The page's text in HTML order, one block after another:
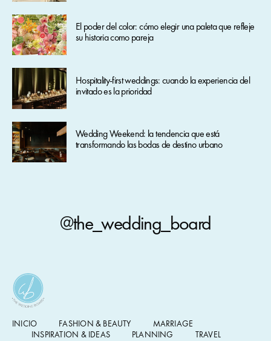
El poder del color: cómo elegir una paleta que refleje
su historia como pareja
Hospitality-first weddings: cuando la experiencia del
invitado es la prioridad
Wedding Weekend: la tendencia que está
transformando las bodas de destino urbano
@the_wedding_board
INICIO FASHION & BEAUTY
MARRIAGE
INSPIRATION & IDEAS
PLANNING
TRAVEL